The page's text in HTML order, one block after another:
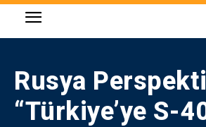
Rusya
“Türkiye’ye S-